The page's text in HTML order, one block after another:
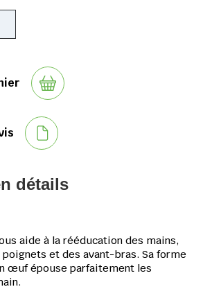
détails
aide à la rééducation des mains
poignets et des avant-bras. Sa forme
œuf épouse parfaitement les